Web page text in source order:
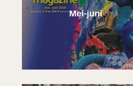
Mei-juni